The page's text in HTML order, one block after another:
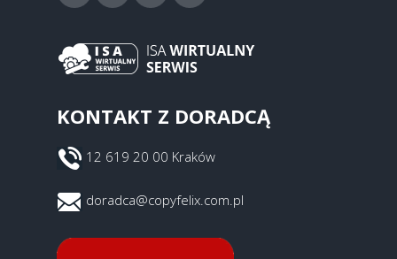
KONTAKT Z DORADCĄ
12 619 20 00 Kraków
doradca@copyfelix.com.pl